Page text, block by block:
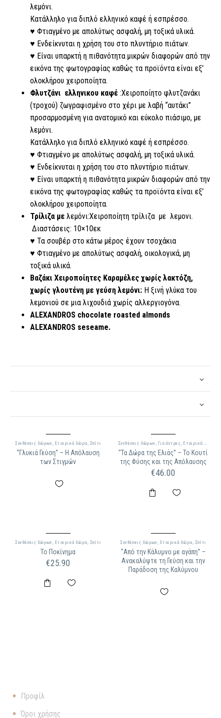
λεμόνι.
Κατάλληλo για διπλό ελληνικό καφέ ή εσπρέσσο.
♥ Φτιαγμένο με απολύτως ασφαλή, μη τοξικά υλικά.
♥ Ενδείκνυται η χρήση του στο πλυντήριο πιάτων.
♥ Είναι υπαρκτή η πιθανότητα μικρών διαφορών από την
εικόνα της φωτογραφίας καθώς τα προϊόντα είναι εξ’
ολοκλήρου χειροποίητα.
Φλυτζάνι ελληνικου καφέ :Χειροποίητο φλυτζανάκι
(τροχού) ζωγραφισμένο στο χέρι με λαβή “αυτάκι”
προσαρμοσμένη για ανατομικό και εύκολο πιάσιμο, με
λεμόνι.
Κατάλληλo για διπλό ελληνικό καφέ ή εσπρέσσο.
♥ Φτιαγμένο με απολύτως ασφαλή, μη τοξικά υλικά.
♥ Ενδείκνυται η χρήση του στο πλυντήριο πιάτων.
♥ Είναι υπαρκτή η πιθανότητα μικρών διαφορών από την
εικόνα της φωτογραφίας καθώς τα προϊόντα είναι εξ’
ολοκλήρου χειροποίητα.
Τρίλιζα με λεμόνι:Χειροποίητη τρίλιζα με λεμονι.
Διαστάσεις: 10×10εκ
♥ Τα σουβέρ στο κάτω μέρος έχουν τσοχάκια
♥ Φτιαγμένo με απολύτως ασφαλή, οικολογικά, μη
τοξικά υλικά.
Βαζάκι Χειροποίητες Καραμέλες χωρίς λακτόζη,
χωρίς γλουτένη με γεύση λεμόνι: Η ξινή γλύκα του
λεμονιού σε μια λιχουδιά χωρίς αλλεργιογόνα.
ALEXANDROS chocolate roasted almonds
ALEXANDROS seseame.
Συνθέσεις δώρων , Εταιρικά δώρα, Σπίτι
“Γλυκιά Γεύση” – Η Απόλαυση
των Στιγμών
Συνθέσεις δώρων , Για άντρες, Εταιρικά δώρα
“Τα Δώρα της Ελιάς” – Το Κουτί
της Φύσης και της Απόλαυσης
€46.00
Συνθέσεις δώρων , Εταιρικά δώρα, Σπίτι
Το Ποκίνημα
€25.90
Συνθέσεις δώρων , Εταιρικά δώρα, Σπίτι
“Από την Κάλυμνο με αγάπη” –
Ανακαλύψτε τη Γεύση και την
Παράδοση της Καλύμνου
Προφίλ
Όροι χρήσης